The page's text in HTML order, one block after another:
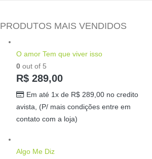
PRODUTOS MAIS VENDIDOS
O amor Tem que viver isso
0 out of 5
R$ 289,00
Em até 1x de R$ 289,00 no credito
avista, (P/ mais condições entre em
contato com a loja)
Algo Me Diz